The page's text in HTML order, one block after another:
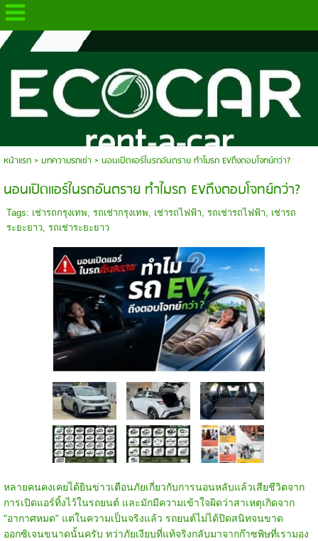
.
หน้าแรก> บทความรถเช่า > นอนเปิดแอร์ในรถอันตราย ทำไมรถ EVถึงตอบโจทย์กว่า?
นอนเปิดแอร์ในรถอันตราย ทำไมรถ EVถึงตอบโจทย์กว่า?
Tags: เช่ารถกรุงเทพ, รถเช่ากรุงเทพ, เช่ารถไฟฟ้า, รถเช่ารถไฟฟ้า, เช่ารถ
ระยะยาว, รถเช่าระยะยาว
หลายคนคงเคยได้ยินข่าวเตือนภัยเกี่ยวกับการนอนหลับแล้วเสียชีวิตจาก
การเปิดแอร์ทิ้งไว้ในรถยนต์ และมักมีความเข้าใจผิดว่าสาเหตุเกิดจาก
"อากาศหมด" แต่ในความเป็นจริงแล้ว รถยนต์ไม่ได้ปิดสนิทจนขาด
ออกซิเจนขนาดนั้นครับ ทว่าภัยเงียบที่แท้จริงกลับมาจากก๊าซพิษที่เรามอง